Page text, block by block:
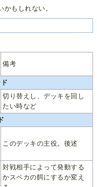
かもしれない。
備考
切り替えし、デッキを回し
たい時など
このデッキの主役。後述
対戦相手によって発動する
かスペカの餌にするか変え